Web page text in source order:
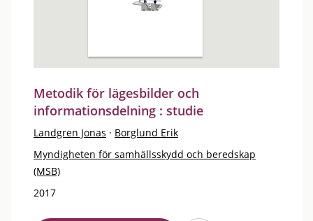
Metodik för lägesbilder och
informationsdelning : studie
Landgren Jonas · Borglund Erik
Myndigheten för samhällsskydd och beredskap
(MSB)
2017